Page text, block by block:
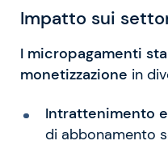
Impatto sui
I micropagamenti
monetizzazione in
Intrattenimento
di abbonamento